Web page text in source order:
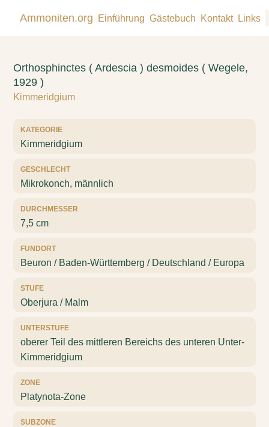
Ammoniten.org Einführung Gästebuch Kontakt Links
Orthosphinctes ( Ardescia ) desmoides ( Wegele,
1929 )
Kimmeridgium
KATEGORIE
Kimmeridgium
GESCHLECHT
Mikrokonch, männlich
DURCHMESSER
7,5 cm
FUNDORT
Beuron / Baden-Württemberg / Deutschland / Europa
STUFE
Oberjura / Malm
UNTERSTUFE
oberer Teil des mittleren Bereichs des unteren Unter-
Kimmeridgium
ZONE
Platynota-Zone
SUBZONE